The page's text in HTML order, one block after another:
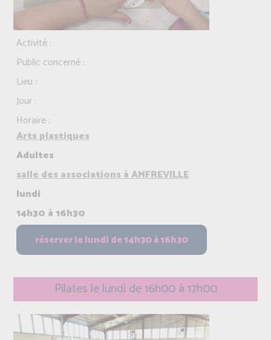
Activité :
Public concerné :
Lieu :
Jour :
Horaire :
Arts plastiques
Adultes
salle des associations à AMFREVILLE
lundi
14h30 à 16h30
Pilates le lundi de 16h00 à 17h00